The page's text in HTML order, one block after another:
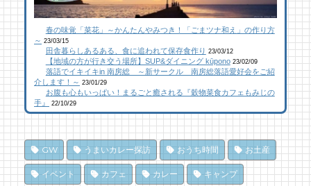
【コラボ】ジビエも揃う、鮮度抜群の南房総
おさかなセンター【安房國テレビ】
26 views|byなべたゆかり
乗馬初心者の私でも、海辺を楽しく散策でき
た！ 乗馬体験レポート
25 views|byなべたゆかり
夏のごほうびにこだわりのかき氷を風菓堂で
25 views|byフジイ ミツコ
館山にオープン！地域の素材からはじめる物
作り工房
111 views|byなべたゆかり
南房総こんな素敵な所があった！| かじか橋
102 views|byCAT SEA KURO
【コラボ】ジビエも揃う、鮮度抜群の南房総
おさかなセンター【安房國テレビ】
82 views|byなべたゆかり
南房総パン屋めぐり【２】
橋本屋製パン店（館山市）
12,848 views|bychoco-love
南房総こんな素敵な所があった！| かじか橋
12,029 views|byCAT SEA KURO
南房総の海を食らう！天然ところてん専門店
「ところてん小屋 青木」
10,869 views|by原みりか
春の味覚「菜花」～かんたんやみつき！「ごまツナ和え」の作り方
～ 23/03/15
田舎暮らしあるある、食に追われて保存食作り 23/03/12
【地域の方が行き交う場所】SUP&ダイニング kūpono 23/02/09
落語でイキイキin 南房総 ～新サークル 南房総落語愛好会をご紹
介します！～ 23/01/29
お腹も心もいっぱい！まるごと癒される『穀物菜食カフェもみじの
手』
22/10/29
GW うまいカレー探訪 おうち時間 お土産
イベント カフェ カレー キャンプ